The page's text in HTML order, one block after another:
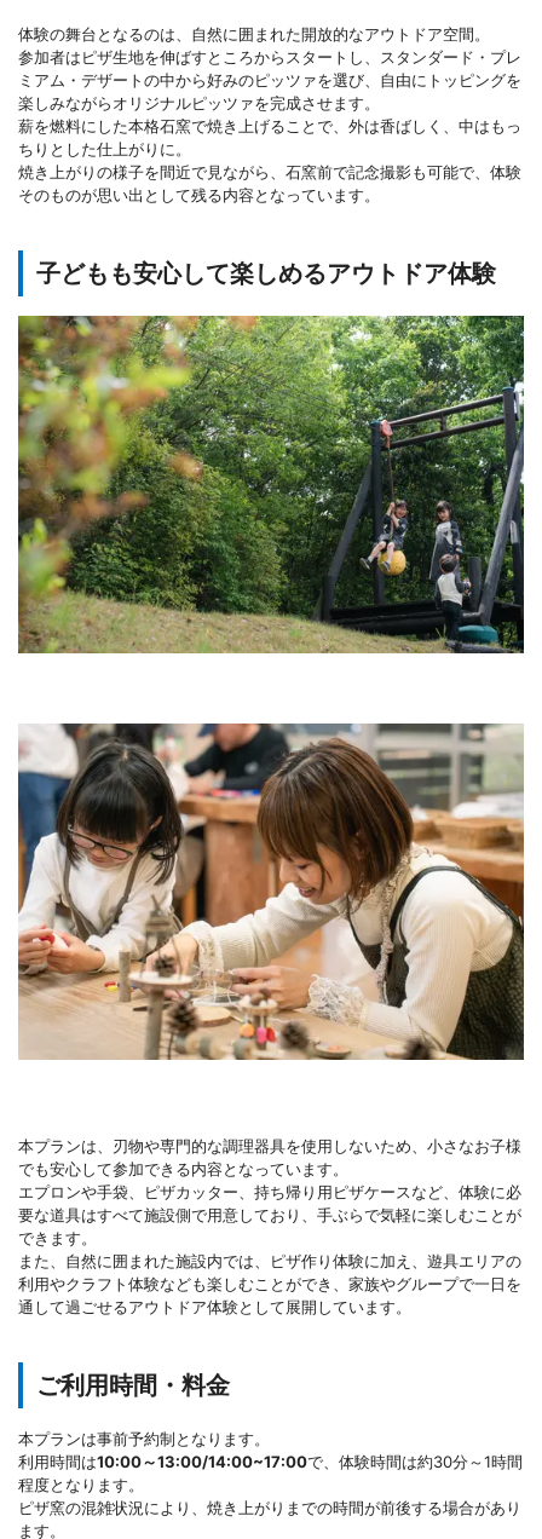
体験の舞台となるのは、自然に囲まれた開放的なアウトドア空間。
参加者はピザ生地を伸ばすところからスタートし、スタンダード・プレ
ミアム・デザートの中から好みのピッツァを選び、自由にトッピングを
楽しみながらオリジナルピッツァを完成させます。
薪を燃料にした本格石窯で焼き上げることで、外は香ばしく、中はもっ
ちりとした仕上がりに。
焼き上がりの様子を間近で見ながら、石窯前で記念撮影も可能で、体験
そのものが思い出として残る内容となっています。
子どもも安心して楽しめるアウトドア体験
本プランは、刃物や専門的な調理器具を使用しないため、小さなお子様
でも安心して参加できる内容となっています。
エプロンや手袋、ピザカッター、持ち帰り用ピザケースなど、体験に必
要な道具はすべて施設側で用意しており、手ぶらで気軽に楽しむことが
できます。
また、自然に囲まれた施設内では、ピザ作り体験に加え、遊具エリアの
利用やクラフト体験なども楽しむことができ、家族やグループで一日を
通して過ごせるアウトドア体験として展開しています。
ご利用時間・料金
本プランは事前予約制となります。
利用時間は10:00～13:00/14:00~17:00で、体験時間は約30分～1時間
程度となります。
ピザ窯の混雑状況により、焼き上がりまでの時間が前後する場合があり
ます。